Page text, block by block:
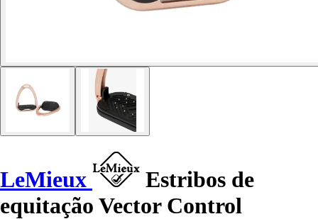
LeMieux
Estribos de
equitação Vector Control